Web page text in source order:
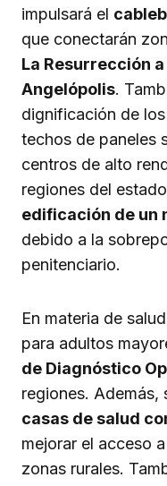
impulsará el
que conectarán
La Resurrección
Angelópolis.
dignificación de
techos de paneles
centros de alto
regiones del
edificación de un
debido a la
penitenciario.
En materia de
para adultos
de Diagnóstico
regiones. Además,
casas de salud
mejorar el acceso
zonas rurales.